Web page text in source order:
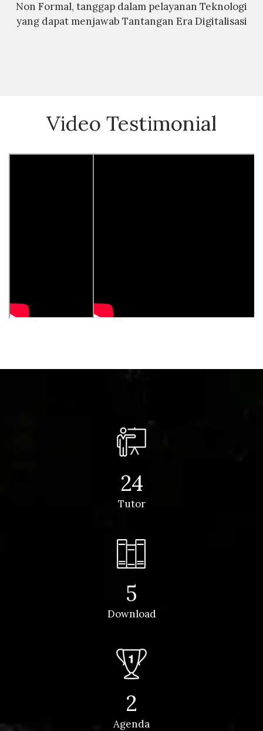
Non Formal, tanggap dalam pelayanan Teknologi
yang dapat menjawab Tantangan Era Digitalisasi
Video Testimonial
24
Tutor
5
Download
2
Agenda